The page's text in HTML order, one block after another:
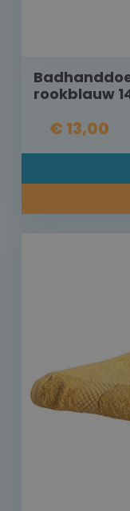
rookblauw
€ 13,00